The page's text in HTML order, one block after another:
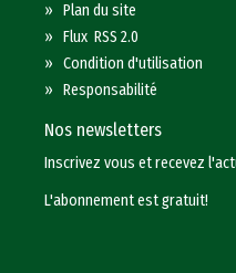
»Plan du site
»Flux RSS 2.0
»Condition d'utilisation
»Responsabilité
Nos newsletters
Inscrivez vous et recevez
L'abonnement est gratuit!